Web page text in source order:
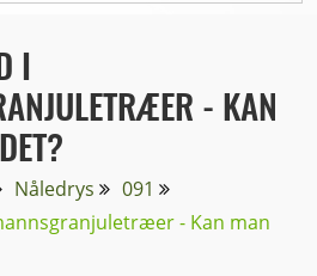
I
- KAN
Nåledrys
091
- Kan man